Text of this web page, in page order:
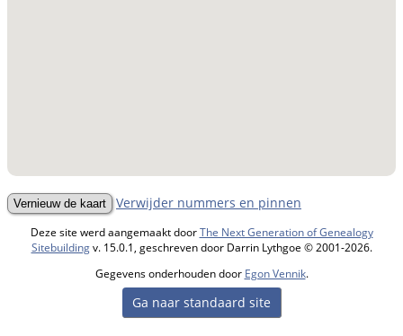
Verwijder nummers en pinnen
Deze site werd aangemaakt doorThe Next Generation of Genealogy
Sitebuildingv. 15.0.1, geschreven door Darrin Lythgoe © 2001-2026.
Gegevens onderhouden door Egon Vennik.
Ga naar standaard site